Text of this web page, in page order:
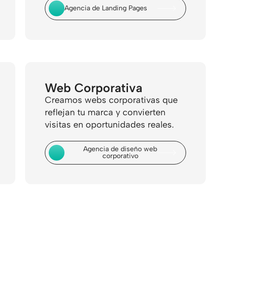
Agencia de Landing Pages
Web Corporativa
Creamos webs corporativas que
reflejan tu marca y convierten
visitas en oportunidades reales.
Agencia de diseño web
corporativo